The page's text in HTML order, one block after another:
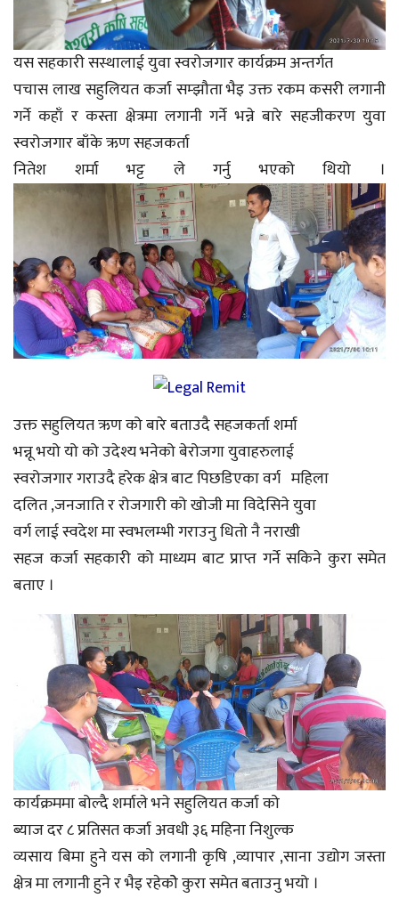
यस सहकारी सस्थालाई युवा स्वरोजगार कार्यक्रम अन्तर्गत
पचास लाख सहुलियत कर्जा सम्झौता भैइ उक्त रकम कसरी लगानी
गर्ने कहाँ र कस्ता क्षेत्रमा लगानी गर्ने भन्ने बारे सहजीकरण युवा
स्वरोजगार बाँके ऋण सहजकर्ता
नितेश शर्मा भट्ट ले गर्नु भएको थियो ।
उक्त सहुलियत ऋण को बारे बताउदै सहजकर्ता शर्मा
भन्नू भयो यो को उदेश्य भनेको बेरोजगा युवाहरुलाई
स्वरोजगार गराउदै हरेक क्षेत्र बाट पिछडिएका वर्ग महिला
दलित ,जनजाति र रोजगारी को खोजी मा विदेसिने युवा
वर्ग लाई स्वदेश मा स्वभलम्भी गराउनु धितो नै नराखी
सहज कर्जा सहकारी को माध्यम बाट प्राप्त गर्ने सकिने कुरा समेत
बताए ।
कार्यक्रममा बोल्दै शर्माले भने सहुलियत कर्जा को
ब्याज दर ८ प्रतिसत कर्जा अवधी ३६ महिना निशुल्क
व्यसाय बिमा हुने यस को लगानी कृषि ,व्यापार ,साना उद्योग जस्ता
क्षेत्र मा लगानी हुने र भैइ रहेकोे कुरा समेत बताउनु भयो ।